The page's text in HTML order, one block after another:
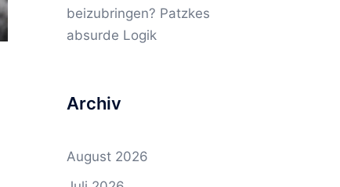
beizubringen? Patzkes
absurde Logik
Archiv
August 2026